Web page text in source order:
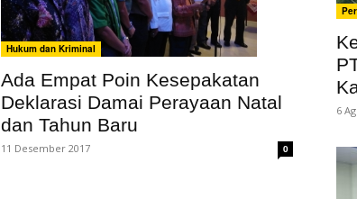
Hukum dan Kriminal
Ada Empat Poin Kesepakatan
Deklarasi Damai Perayaan Natal
dan Tahun Baru
11 Desember 2017 0
6